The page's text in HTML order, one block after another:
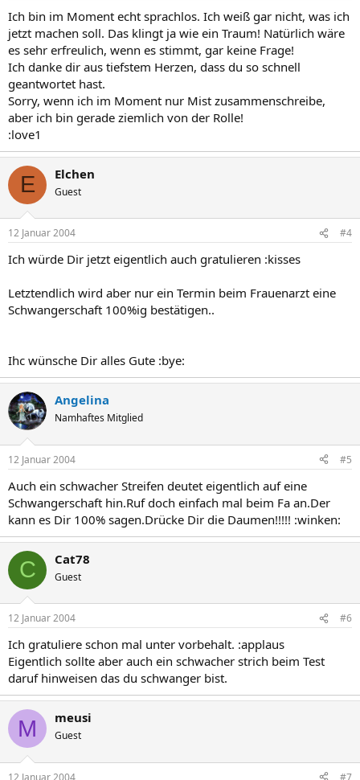
Ich bin im Moment echt sprachlos. Ich weiß gar nicht, was ich
jetzt machen soll. Das klingt ja wie ein Traum! Natürlich wäre
es sehr erfreulich, wenn es stimmt, gar keine Frage!
Ich danke dir aus tiefstem Herzen, dass du so schnell
geantwortet hast.
Sorry, wenn ich im Moment nur Mist zusammenschreibe,
aber ich bin gerade ziemlich von der Rolle!
:love1
E Elchen
Guest
12 Januar 2004 #4
Ich würde Dir jetzt eigentlich auch gratulieren :kisses
Letztendlich wird aber nur ein Termin beim Frauenarzt eine
Schwangerschaft 100%ig bestätigen..
Ihc wünsche Dir alles Gute :bye:
Angelina
Namhaftes Mitglied
12 Januar 2004 #5
Auch ein schwacher Streifen deutet eigentlich auf eine
Schwangerschaft hin.Ruf doch einfach mal beim Fa an.Der
kann es Dir 100% sagen.Drücke Dir die Daumen!!!!! :winken:
C Cat78
Guest
12 Januar 2004 #6
Ich gratuliere schon mal unter vorbehalt. :applaus
Eigentlich sollte aber auch ein schwacher strich beim Test
daruf hinweisen das du schwanger bist.
M meusi
Guest
12 Januar 2004 #7